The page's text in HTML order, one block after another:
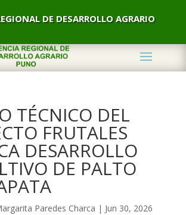
DE DESARROLLO AGRARIO
TÉCNICO DEL
FRUTALES
DESARROLLO
DE PALTO
Paredes Charca | Jun 30, 2026